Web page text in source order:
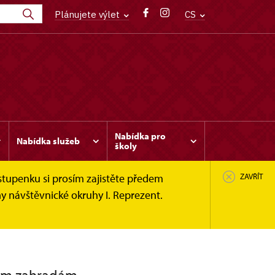
Plánujete výlet CS
Nabídka služeb
Nabídka pro
školy
si prosím zajistěte předem
okruhy I. Reprezent.
ZAVŘÍT